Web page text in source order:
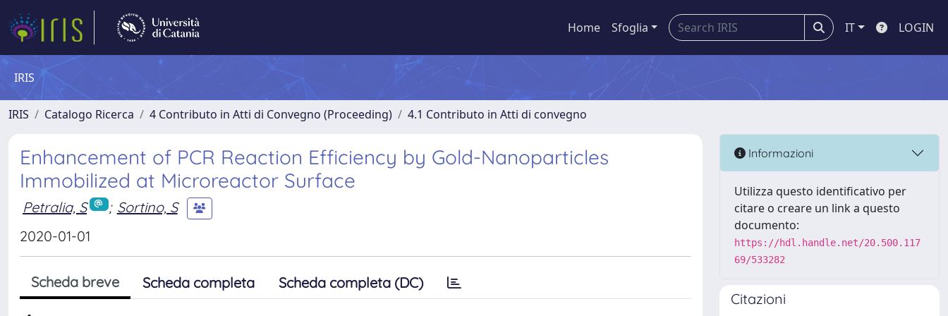
Home Sfoglia IT LOGIN
IRIS
IRIS Catalogo Ricerca 4 Contributo in Atti di Convegno (Proceeding) 4.1 Contributo in Atti di convegno
Enhancement of PCR Reaction Efficiency by Gold-Nanoparticles
Immobilized at Microreactor Surface
Petralia, S ; Sortino, S
2020-01-01
Scheda breve Scheda completa Scheda completa (DC)
Informazioni
Utilizza questo identificativo per
citare o creare un link a questo
documento:
https://hdl.handle.net/20.500.117
69/533282
Citazioni